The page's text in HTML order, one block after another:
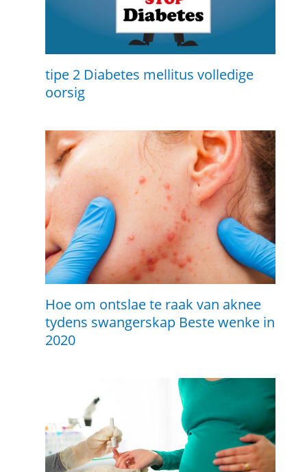
tipe 2 Diabetes mellitus volledige
oorsig
Hoe om ontslae te raak van aknee
tydens swangerskap Beste wenke in
2020